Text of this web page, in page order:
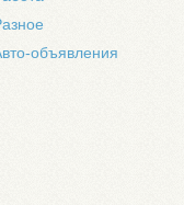
объявления